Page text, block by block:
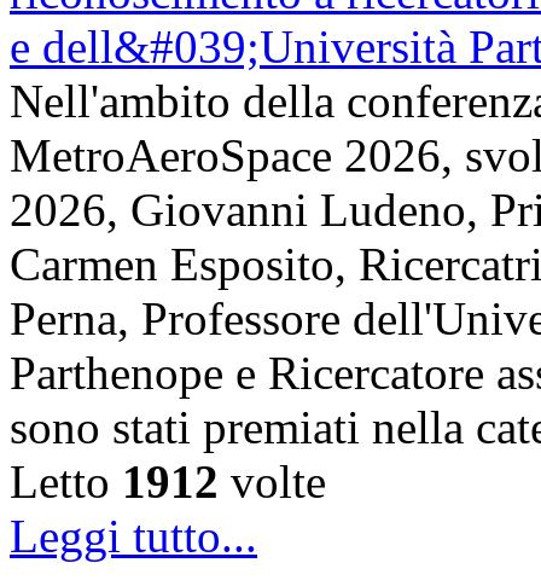
Nell'ambito della
MetroAeroSpace 2026,
2026, Giovanni Ludeno,
Carmen Esposito,
Perna, Professore
Parthenope e Ricercatore
sono stati premiati nella
Letto 1912 volte
Leggi tutto...